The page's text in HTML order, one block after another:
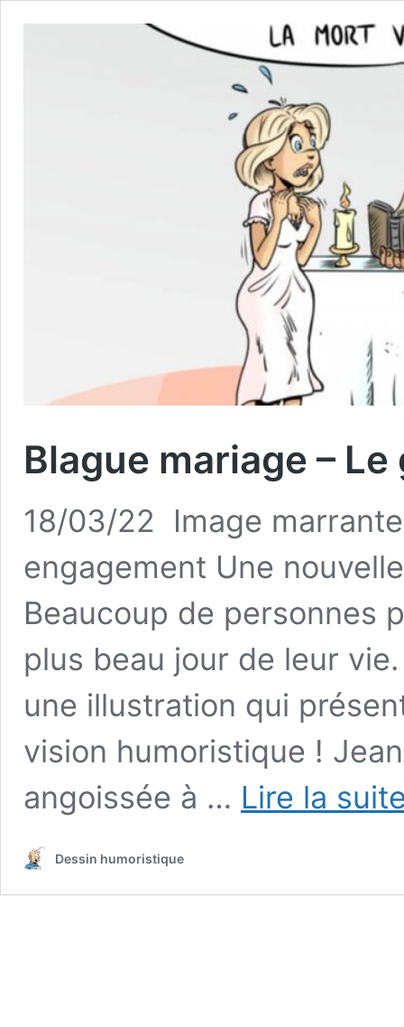
Blague mariage –
18/03/22 Image
engagement Une
Beaucoup de personnes
plus beau jour de leur
une illustration qui
vision humoristique !
angoissée à … Lire la
Dessin humoristique